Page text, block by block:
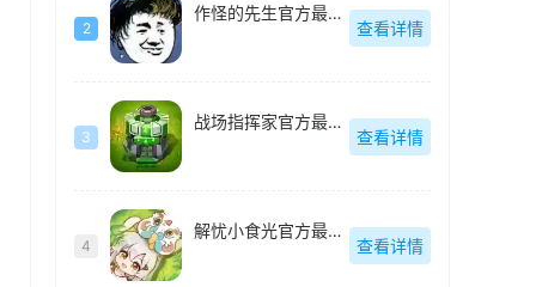
2
作怪的先生官方最新版
查看详情
3
战场指挥家官方最新版
查看详情
4
解忧小食光官方最新版
查看详情